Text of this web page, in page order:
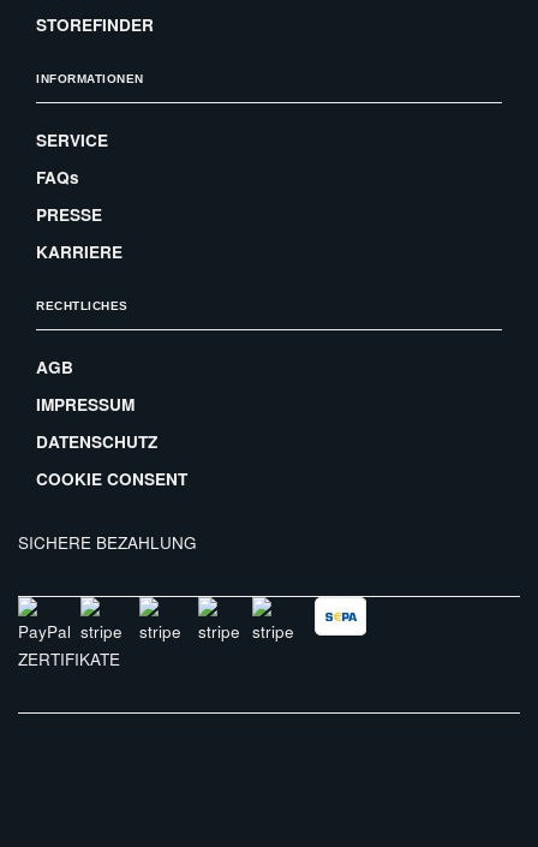
STOREFINDER
INFORMATIONEN
SERVICE
FAQs
PRESSE
KARRIERE
RECHTLICHES
AGB
IMPRESSUM
DATENSCHUTZ
COOKIE CONSENT
SICHERE BEZAHLUNG
ZERTIFIKATE